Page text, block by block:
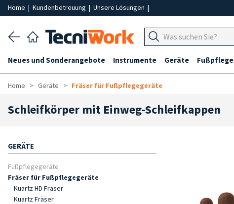
Home | Kundenbetreuung | Unsere Lösungen |
Neues und Sonderangebote Instrumente Geräte Fußpflege
Home Geräte Fräser für Fußpflegegeräte
Schleifkörper mit Einweg-Schleifkappen
GERÄTE
Fußpflegegeräte
Fräser für Fußpflegegeräte
Kuartz HD Fräser
Kuartz Fräser